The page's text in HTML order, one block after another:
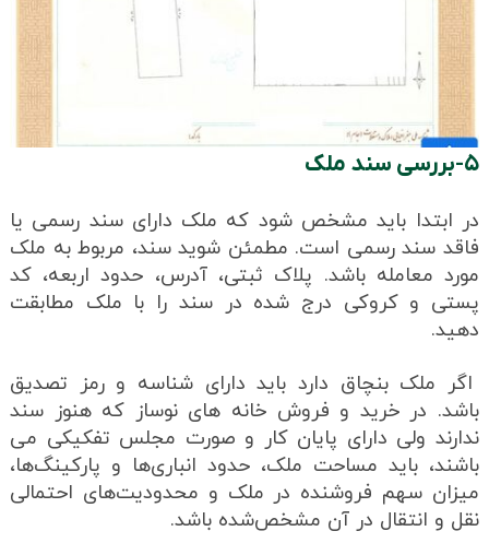
۵-بررسی سند ملک
در ابتدا باید مشخص شود که ملک دارای سند رسمی یا
فاقد سند رسمی است. مطمئن شوید سند، مربوط به ملک
مورد معامله باشد. پلاک ثبتی، آدرس، حدود اربعه، کد
پستی و کروکی درج‌ شده در سند را با ملک مطابقت
دهید.
اگر ملک بنچاق دارد باید دارای شناسه و رمز تصدیق
باشد. در خرید و فروش خانه های نوساز که هنوز سند
ندارند ولی دارای پایان کار و صورت مجلس تفکیکی می
باشند، باید مساحت ملک، حدود انباری‌ها و پارکینگ‌ها،
میزان سهم فروشنده در ملک و محدودیت‌های احتمالی
نقل‌ و انتقال در آن مشخص‌شده باشد.